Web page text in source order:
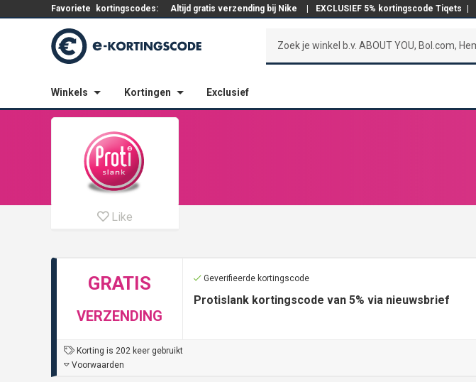
Favoriete kortingscodes: Altijd gratis verzending bij Nike EXCLUSIEF 5% kortingscode Tiqets
Winkels Kortingen Exclusief
Like
GRATIS
VERZENDING
Geverifieerde kortingscode
Protislank kortingscode van 5% via nieuwsbrief
Korting is 202 keer gebruikt
Voorwaarden